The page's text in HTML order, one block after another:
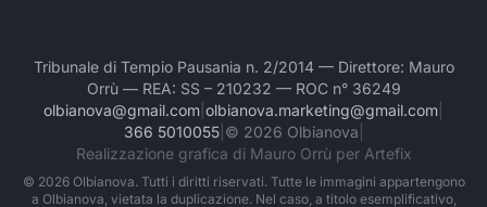
Tribunale di Tempio Pausania n. 2/2014 — Direttore: Mauro
Orrù — REA: SS – 210232 — ROC n° 36249
olbianova@gmail.com olbianova.marketing@gmail.com
366 5010055| © 2026 Olbianova
Realizzazione grafica di Mauro Orrù per Artefix
© 2026Olbianova. Tutti i diritti riservati. Tutte le immagini appartengono
a Olbianova, vietata la duplicazione. Nel caso, a titolo esemplificativo,